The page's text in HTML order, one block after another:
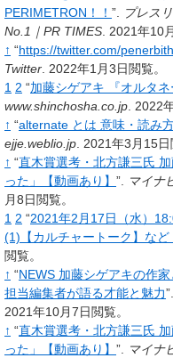
PERIMETRON！！ ”. プレス
No.1｜PR TIMES. 2021年10
↑ “https://twitter.com/
Twitter. 2022年1月3日閲覧。
1 2 “加藤シゲアキ 『オルタ
www.shinchosha.co.jp. 2022
↑ “alternate とは 意味・読み
ejje.weblio.jp. 2021年3月15日
↑ “直木賞選考・北方謙三氏
った」【動画あり】 ”. マイナ
月8日閲覧。
1 2 “2021年2月17日（水）
(1)【カルチャートーク】など
閲覧。
↑ “NEWS 加藤シゲアキの作
担当編集者が語る才能と魅力”.
2021年10月7日閲覧。
↑ “直木賞選考・北方謙三氏
った」【動画あり】 ”. マイナ